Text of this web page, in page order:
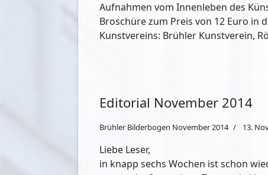
Aufnahmen vom Innenleben des
Broschüre zum Preis von 12 Euro in
Kunstvereins: Brühler Kunstverein,
Editorial November 2014
Brühler Bilderbogen November 2014 13.
Liebe Leser,
in knapp sechs Wochen ist schon